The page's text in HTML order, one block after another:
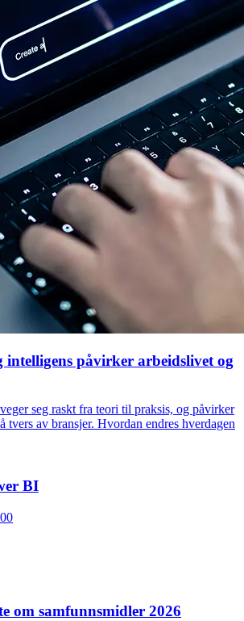
påvirker arbeidslivet og
seg raskt fra teori til praksis, og påvirker
tvers av bransjer. Hvordan endres hverdagen
BI
om samfunnsmidler 2026